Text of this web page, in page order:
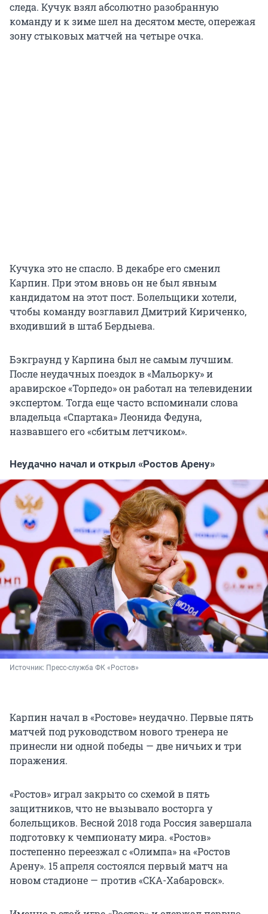
следа. Кучук взял абсолютно разобранную
команду и к зиме шел на десятом месте, опережая
зону стыковых матчей на четыре очка.
Кучука это не спасло. В декабре его сменил
Карпин. При этом вновь он не был явным
кандидатом на этот пост. Болельщики хотели,
чтобы команду возглавил Дмитрий Кириченко,
входивший в штаб Бердыева.
Бэкграунд у Карпина был не самым лучшим.
После неудачных поездок в «Мальорку» и
аравирское «Торпедо» он работал на телевидении
экспертом. Тогда еще часто вспоминали слова
владельца «Спартака» Леонида Федуна,
назвавшего его «сбитым летчиком».
Неудачно начал и открыл «Ростов Арену»
Источник: Пресс-служба ФК «Ростов»
Карпин начал в «Ростове» неудачно. Первые пять
матчей под руководством нового тренера не
принесли ни одной победы — две ничьих и три
поражения.
«Ростов» играл закрыто со схемой в пять
защитников, что не вызывало восторга у
болельщиков. Весной 2018 года Россия завершала
подготовку к чемпионату мира. «Ростов»
постепенно переезжал с «Олимпа» на «Ростов
Арену». 15 апреля состоялся первый матч на
новом стадионе — против «СКА-Хабаровск».